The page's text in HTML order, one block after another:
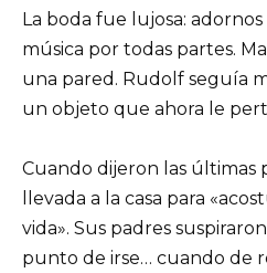
La boda fue lujosa:
música por todas partes.
una pared. Rudolf seguía
un objeto que ahora le
Cuando dijeron las últimas
llevada a la casa para
vida». Sus padres
punto de irse… cuando de